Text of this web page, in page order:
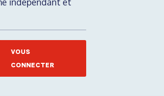
VOUS
CONNECTER